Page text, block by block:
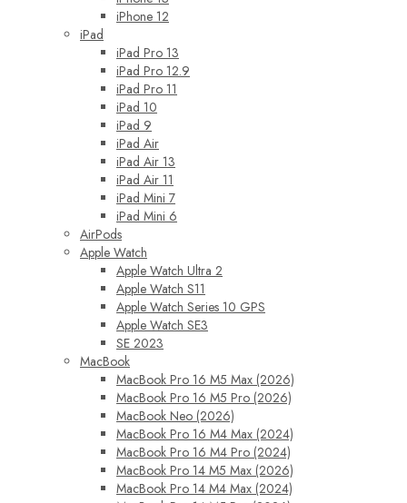
iPhone 12
iPad
iPad Pro 13
iPad Pro 12.9
iPad Pro 11
iPad 10
iPad 9
iPad Air
iPad Air 13
iPad Air 11
iPad Mini 7
iPad Mini 6
AirPods
Apple Watch
Apple Watch Ultra 2
Apple Watch S11
Apple Watch Series 10 GPS
Apple Watch SE3
SE 2023
MacBook
MacBook Pro 16 M5 Max (2026)
MacBook Pro 16 M5 Pro (2026)
MacBook Neo (2026)
MacBook Pro 16 M4 Max (2024)
MacBook Pro 16 M4 Pro (2024)
MacBook Pro 14 M5 Max (2026)
MacBook Pro 14 M4 Max (2024)